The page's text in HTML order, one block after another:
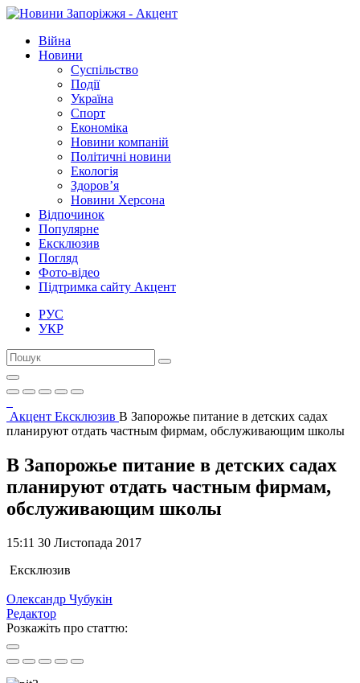
Війна
Новини
Суспільство
Події
Україна
Спорт
Економіка
Новини компаній
Політичні новини
Екологія
Здоров’я
Новини Херсона
Відпочинок
Популярне
Ексклюзив
Погляд
Фото-відео
Підтримка сайту Акцент
РУС
УКР
Акцент Ексклюзив В Запорожье питание в детских садах
планируют отдать частным фирмам, обслуживающим школы
В Запорожье питание в детских садах
планируют отдать частным фирмам,
обслуживающим школы
15:11 30 Листопада 2017
Ексклюзив
Олександр Чубукін
Редактор
Розкажіть про статтю: